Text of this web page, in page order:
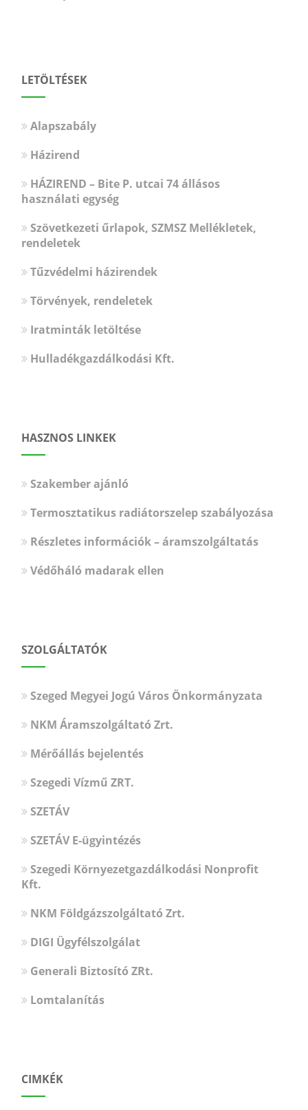
LETÖLTÉSEK
Alapszabály
Házirend
HÁZIREND – Bite P. utcai 74 állásos
használati egység
Szövetkezeti űrlapok, SZMSZ Mellékletek,
rendeletek
Tűzvédelmi házirendek
Törvények, rendeletek
Iratminták letöltése
Hulladékgazdálkodási Kft.
HASZNOS LINKEK
Szakember ajánló
Termosztatikus radiátorszelep szabályozása
Részletes információk – áramszolgáltatás
Védőháló madarak ellen
SZOLGÁLTATÓK
Szeged Megyei Jogú Város Önkormányzata
NKM Áramszolgáltató Zrt.
Mérőállás bejelentés
Szegedi Vízmű ZRT.
SZETÁV
SZETÁV E-ügyintézés
Szegedi Környezetgazdálkodási Nonprofit
Kft.
NKM Földgázszolgáltató Zrt.
DIGI Ügyfélszolgálat
Generali Biztosító ZRt.
Lomtalanítás
CIMKÉK